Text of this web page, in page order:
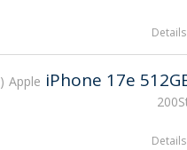
Details
Apple iPhone 17e
Details